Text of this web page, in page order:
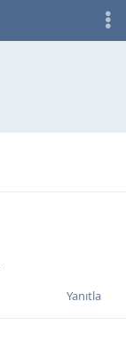
Yanıtla